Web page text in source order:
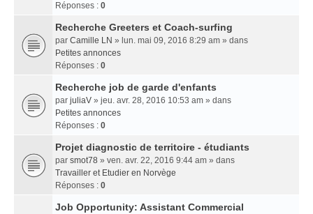
Réponses : 0
Recherche Greeters et Coach-surfing
par Camille LN » lun. mai 09, 2016 8:29 am » dans
Petites annonces
Réponses : 0
Recherche job de garde d'enfants
par juliaV » jeu. avr. 28, 2016 10:53 am » dans
Petites annonces
Réponses : 0
Projet diagnostic de territoire - étudiants
par smot78 » ven. avr. 22, 2016 9:44 am » dans
Travailler et Etudier en Norvège
Réponses : 0
Job Opportunity: Assistant Commercial